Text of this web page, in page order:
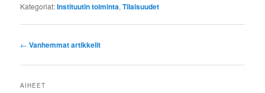
Kategoriat:Instituutin toiminta,Tilaisuudet
Artikkelien
← Vanhemmat artikkelit
AIHEET